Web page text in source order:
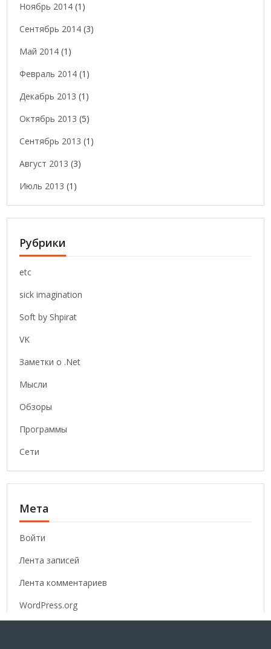
Ноябрь 2014 (1)
Сентябрь 2014 (3)
Май 2014 (1)
Февраль 2014 (1)
Декабрь 2013 (1)
Октябрь 2013 (5)
Сентябрь 2013 (1)
Август 2013 (3)
Июль 2013 (1)
Рубрики
etc
sick imagination
Soft by Shpirat
VK
Заметки о .Net
Мысли
Обзоры
Программы
Сети
Мета
Войти
Лента записей
Лента комментариев
WordPress.org